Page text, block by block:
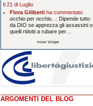
Il 21 di Luglio
Flora Gilibertiha commentato
occhio per occhio...: Dipende tutto
da DIO se apprezza gli assassini o
quelli ridotti a rubare per…
Install Widget
ARGOMENTI DEL BLOG